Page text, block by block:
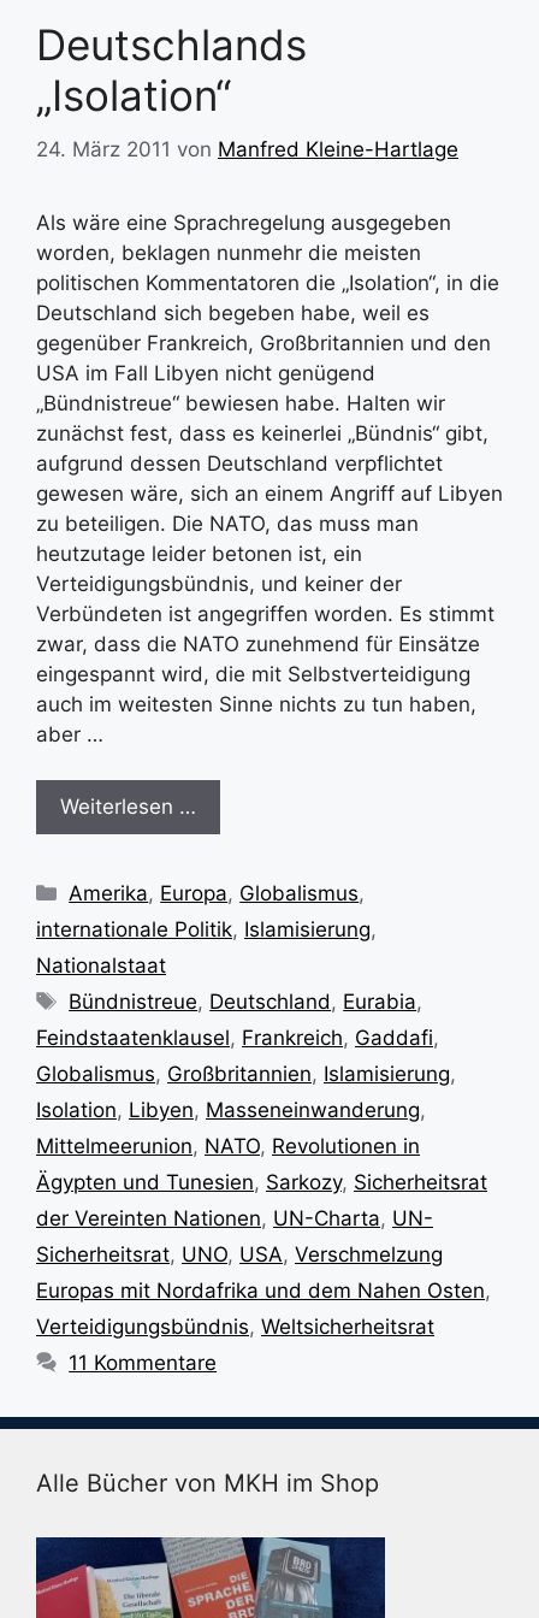
Deutschlands
„Isolation“
24. März 2011 von Manfred Kleine-Hartlage
Als wäre eine Sprachregelung ausgegeben
worden, beklagen nunmehr die meisten
politischen Kommentatoren die „Isolation“, in die
Deutschland sich begeben habe, weil es
gegenüber Frankreich, Großbritannien und den
USA im Fall Libyen nicht genügend
„Bündnistreue“ bewiesen habe. Halten wir
zunächst fest, dass es keinerlei „Bündnis“ gibt,
aufgrund dessen Deutschland verpflichtet
gewesen wäre, sich an einem Angriff auf Libyen
zu beteiligen. Die NATO, das muss man
heutzutage leider betonen ist, ein
Verteidigungsbündnis, und keiner der
Verbündeten ist angegriffen worden. Es stimmt
zwar, dass die NATO zunehmend für Einsätze
eingespannt wird, die mit Selbstverteidigung
auch im weitesten Sinne nichts zu tun haben,
aber …
Weiterlesen …
Kategorien
Amerika, Europa, Globalismus,
internationale Politik, Islamisierung,
Nationalstaat
Schlagwörter
Bündnistreue, Deutschland, Eurabia,
Feindstaatenklausel, Frankreich, Gaddafi,
Globalismus, Großbritannien, Islamisierung,
Isolation, Libyen, Masseneinwanderung,
Mittelmeerunion, NATO, Revolutionen in
Ägypten und Tunesien, Sarkozy, Sicherheitsrat
der Vereinten Nationen, UN-Charta, UN-
Sicherheitsrat, UNO, USA, Verschmelzung
Europas mit Nordafrika und dem Nahen Osten,
Verteidigungsbündnis, Weltsicherheitsrat
11 Kommentare
Alle Bücher von MKH im Shop